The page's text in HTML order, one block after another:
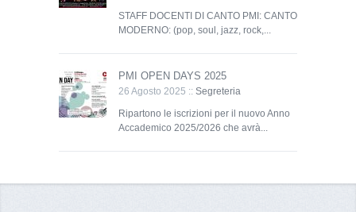
STAFF DOCENTI DI CANTO PMI: CANTO
MODERNO: (pop, soul, jazz, rock,...
PMI OPEN DAYS 2025
26 Agosto 2025 :: Segreteria
Ripartono le iscrizioni per il nuovo Anno
Accademico 2025/2026 che avrà...